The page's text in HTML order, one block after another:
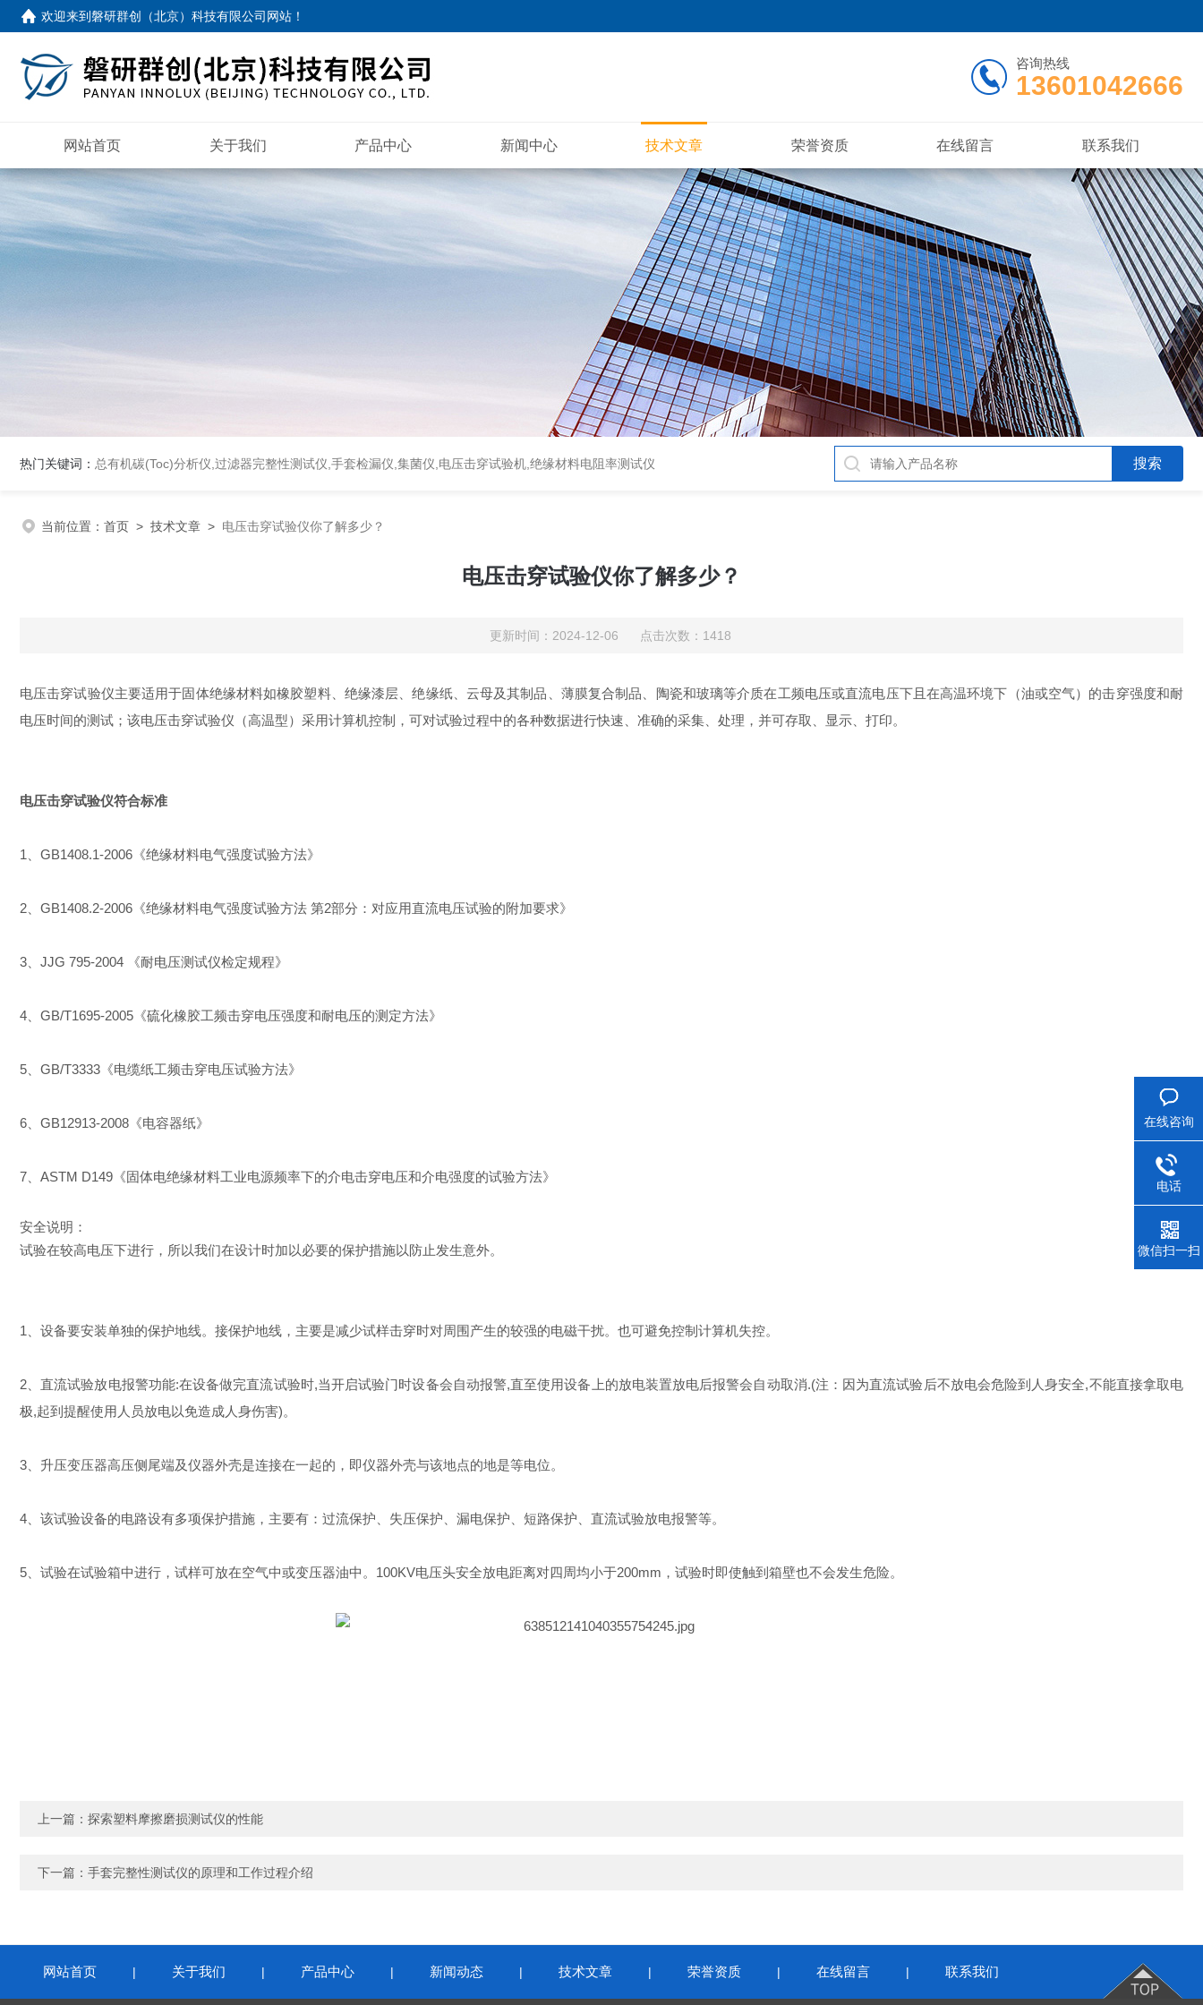
欢迎来到磐研群创（北京）科技有限公司网站 ！
咨询热线
13601042666
网站首页 关于我们 产品中心 新闻中心 技术文章 荣誉资质 在线留言 联系我们
热门关键词： 总有机碳(Toc)分析仪 过滤器完整性测试仪 手套检漏仪 集菌仪 电压击穿试验机 绝缘材料电阻率测试仪
当前位置： 首页 > 技术文章 > 电压击穿试验仪你了解多少？
电压击穿试验仪你了解多少？
更新时间：2024-12-06 点击次数：1418
电压击穿试验仪主要适用于固体绝缘材料如橡胶塑料、绝缘漆层、绝缘纸、云母及其制品、薄膜复合制品、陶瓷和玻璃等介质在工频电压或直流电压下且在高温环境下（油或空气）的击穿强度和耐
电压时间的测试；该电压击穿试验仪（高温型）采用计算机控制，可对试验过程中的各种数据进行快速、准确的采集、处理，并可存取、显示、打印。
电压击穿试验仪符合标准
1、GB1408.1-2006《绝缘材料电气强度试验方法》
2、GB1408.2-2006《绝缘材料电气强度试验方法 第2部分：对应用直流电压试验的附加要求》
3、JJG 795-2004 《耐电压测试仪检定规程》
4、GB/T1695-2005《硫化橡胶工频击穿电压强度和耐电压的测定方法》
5、GB/T3333《电缆纸工频击穿电压试验方法》
6、GB12913-2008《电容器纸》
7、ASTM D149《固体电绝缘材料工业电源频率下的介电击穿电压和介电强度的试验方法》
安全说明：
试验在较高电压下进行，所以我们在设计时加以必要的保护措施以防止发生意外。
1、设备要安装单独的保护地线。接保护地线，主要是减少试样击穿时对周围产生的较强的电磁干扰。也可避免控制计算机失控。
2、直流试验放电报警功能:在设备做完直流试验时,当开启试验门时设备会自动报警,直至使用设备上的放电装置放电后报警会自动取消.(注：因为直流试验后不放电会危险到人身安全,不能直接拿取电
极,起到提醒使用人员放电以免造成人身伤害)。
3、 升压变压器高压侧尾端及仪器外壳是连接在一起的，即仪器外壳与该地点的地是等电位。
4、该试验设备的电路设有多项保护措施，主要有：过流保护、失压保护、漏电保护、短路保护、直流试验放电报警等。
5、 试验在试验箱中进行，试样可放在空气中或变压器油中。100KV电压头安全放电距离对四周均小于200mm，试验时即使触到箱壁也不会发生危险。
上一篇： 探索塑料摩擦磨损测试仪的性能
下一篇： 手套完整性测试仪的原理和工作过程介绍
网站首页 | 关于我们 | 产品中心 | 新闻动态 | 技术文章 | 荣誉资质 | 在线留言 | 联系我们
在线咨询
电话
微信扫一扫